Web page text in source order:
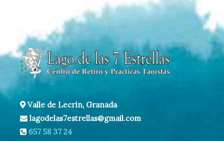
Valle de Lecrín, Granada
lagodelas7estrellas@gmail.com
657 58 37 24